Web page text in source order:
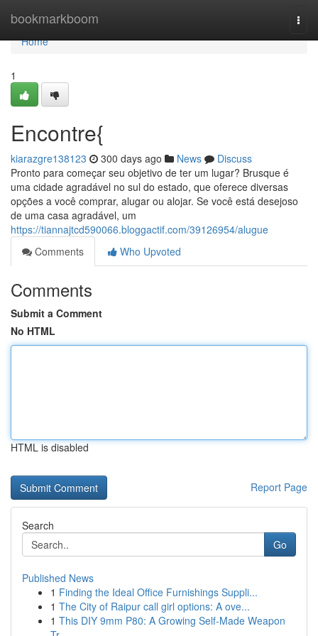
bookmarkboom
Home
Home
1
Encontre{
kiarazgre138123 300 days ago News
Discuss
Pronto para começar seu objetivo de ter um lugar? Brusque é
uma cidade agradável no sul do estado, que oferece diversas
opções a você comprar, alugar ou alojar. Se você está desejoso
de uma casa agradável, um
https://tiannajtcd590066.bloggactif.com/39126954/alugue
Comments
Who Upvoted
Comments
Submit a Comment
No HTML
HTML is disabled
Report Page
Search
Go
Published News
1 Finding the Ideal Office Furnishings Suppli...
1 The City of Raipur call girl options: A ove...
1 This DIY 9mm P80: A Growing Self-Made Weapon